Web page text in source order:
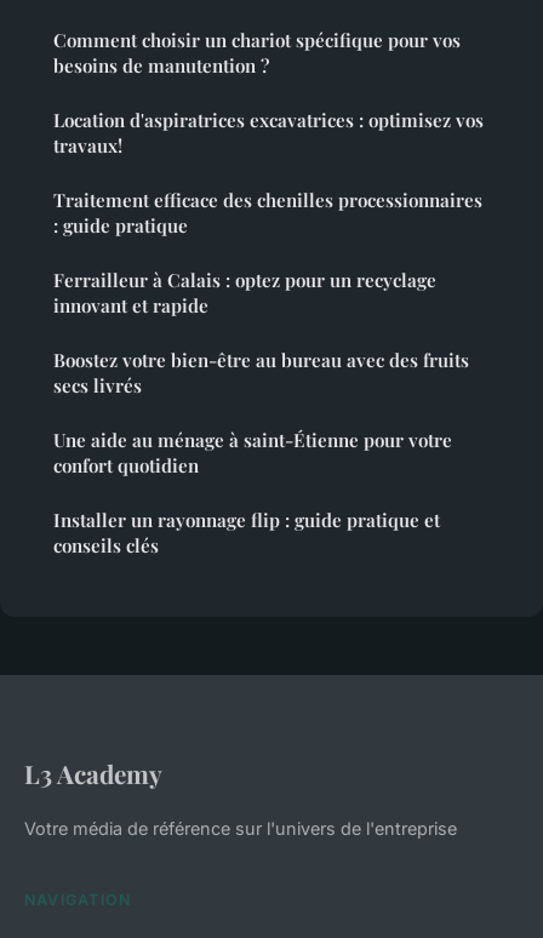
Comment choisir un chariot spécifique pour vos
besoins de manutention ?
Location d'aspiratrices excavatrices : optimisez vos
travaux!
Traitement efficace des chenilles processionnaires
: guide pratique
Ferrailleur à Calais : optez pour un recyclage
innovant et rapide
Boostez votre bien-être au bureau avec des fruits
secs livrés
Une aide au ménage à saint-Étienne pour votre
confort quotidien
Installer un rayonnage flip : guide pratique et
conseils clés
L3 Academy
Votre média de référence sur l'univers de l'entreprise
NAVIGATION